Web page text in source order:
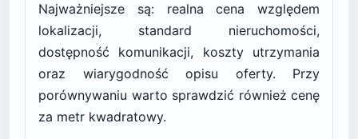
Najważniejsze są: realna cena względem
lokalizacji, standard nieruchomości,
dostępność komunikacji, koszty utrzymania
oraz wiarygodność opisu oferty. Przy
porównywaniu warto sprawdzić również cenę
za metr kwadratowy.